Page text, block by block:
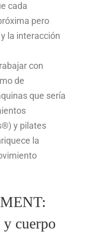
cada
pero
la interacción
con
de
que sería
y pilates
la
cuerpo